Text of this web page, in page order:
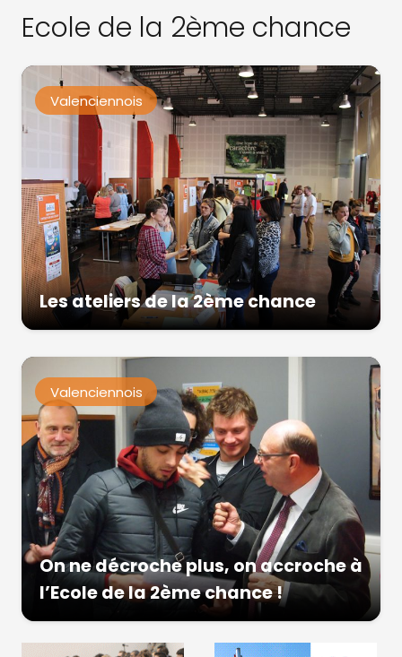
Ecole de la 2ème chance
Valenciennois
Les ateliers de la 2ème chance
Valenciennois
On ne décroche plus, on accroche à
l’Ecole de la 2ème chance !